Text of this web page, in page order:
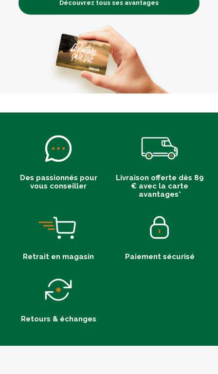
Découvrez tous ses avantages
Des passionnés pour
vous conseiller
Livraison offerte dès 89
€ avec la carte
avantages*
Retrait en magasin Paiement sécurisé
Retours & échanges